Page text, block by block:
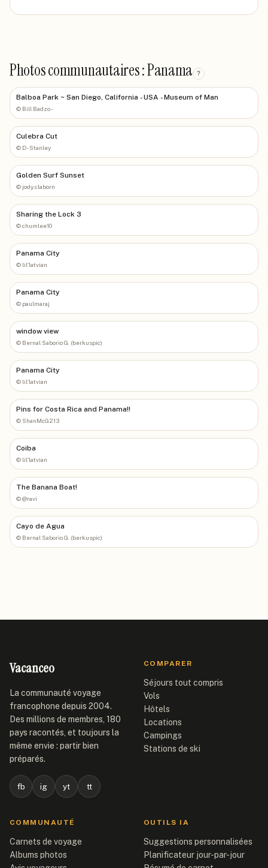
Photos communautaires : Panama ?
Balboa Park ~ San Diego, California - USA - Museum of Man
© Bill Badzo -
Culebra Cut
© D-Stanley
Golden Surf Sunset
© jody.claborn
Sharing the Lock 3
©chumlee10
Panama City
© lil'latvian
Panama City
© paulmaraj
window view
© Bernal Saborio G. (berkuspic)
Panama City
© lil'latvian
Pins for Costa Rica and Panama!!
© ShanMcG213
Coiba
© lil'latvian
The Banana Boat!
©@ravi
Cayo de Agua
© Bernal Saborio G. (berkuspic)
Vacanceo
La communauté voyage
francophone depuis 2004.
Des millions de membres, 180
pays racontés, et toujours la
même envie : partir bien
préparés.
fb ig yt tt
COMPARER
Séjours tout compris
Vols
Hôtels
Locations
Campings
Stations de ski
COMMUNAUTÉ
Carnets de voyage
Albums photos
OUTILS IA
Suggestions personnalisées
Planificateur jour-par-jour